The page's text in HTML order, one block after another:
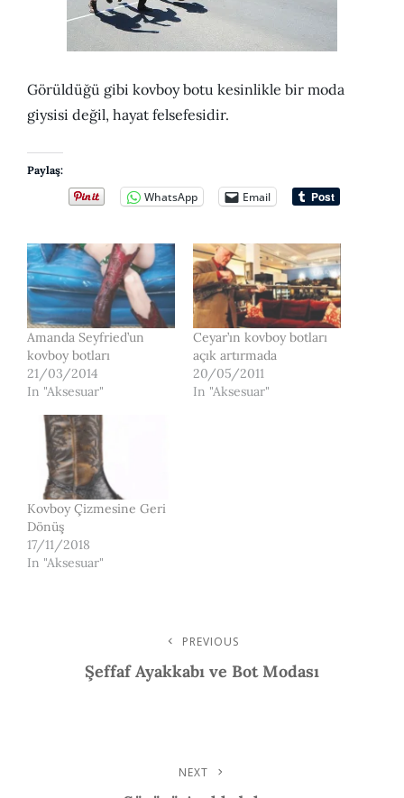
Görüldüğü gibi kovboy botu kesinlikle bir moda
giysisi değil, hayat felsefesidir.
Paylaş:
WhatsApp Email
Amanda Seyfried’un
kovboy botları
21/03/2014
In "Aksesuar"
Ceyar’ın kovboy botları
açık artırmada
20/05/2011
In "Aksesuar"
Kovboy Çizmesine Geri
Dönüş
17/11/2018
In "Aksesuar"
Navigation
PREVIOUS
Şeffaf Ayakkabı ve Bot Modası
NEXT